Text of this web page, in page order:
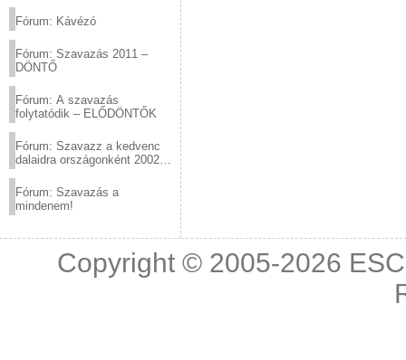
Fórum: Kávézó
Fórum: Szavazás 2011 –
DÖNTŐ
Fórum: A szavazás
folytatódik – ELŐDÖNTŐK
Fórum: Szavazz a kedvenc
dalaidra országonként 2002
Fórum: Szavazás a
mindenem!
Copyright © 2005-2026